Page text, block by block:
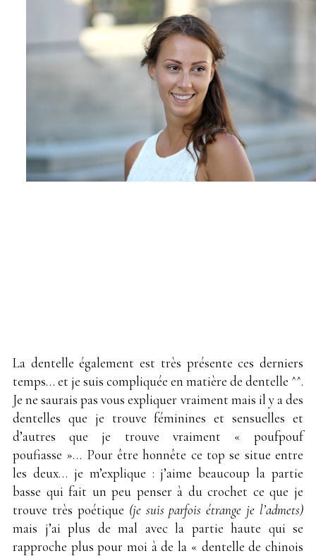
La dentelle également est très présente ces derniers
temps… et je suis compliquée en matière de dentelle ^^.
Je ne saurais pas vous expliquer vraiment mais il y a des
dentelles que je trouve féminines et sensuelles et
d’autres que je trouve vraiment « poufpouf
poufiasse »… Pour être honnête ce top se situe entre
les deux… je m’explique : j’aime beaucoup la partie
basse qui fait un peu penser à du crochet ce que je
trouve très poétique (je suis parfois étrange je l’admets)
mais j’ai plus de mal avec la partie haute qui se
rapproche plus pour moi à de la « dentelle de chinois